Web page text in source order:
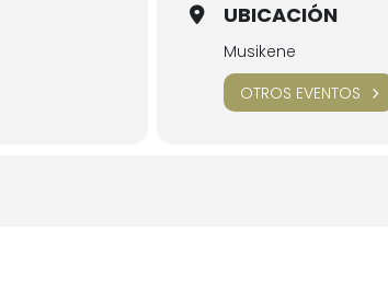
UBICACIÓN
Musikene
OTROS EVENTOS